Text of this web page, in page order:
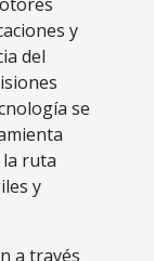
y
del
se
ruta
y
a través